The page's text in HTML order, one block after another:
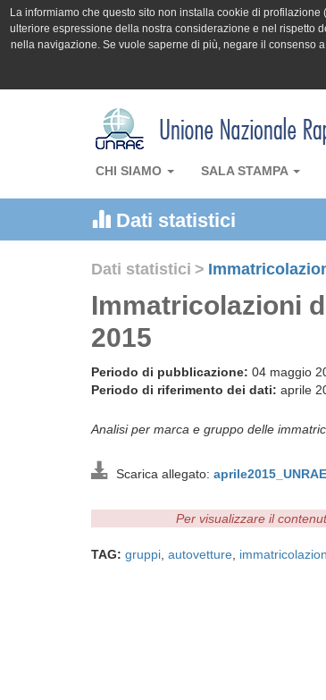
La informiamo che questo sito non installa cookie di
ulteriore espressione della nostra considerazione e nel rispetto
nella navigazione. Se vuole saperne di più, negare il consenso
CHI SIAMO SALA STAMPA
Dati statistici
Dati statistici >
Immatricolazioni
2015
Periodo di pubblicazione: 04 maggio
Periodo di riferimento dei dati: aprile
Analisi per marca e gruppo delle
Scarica allegato:
Per visualizzare il
TAG: gruppi autovetture